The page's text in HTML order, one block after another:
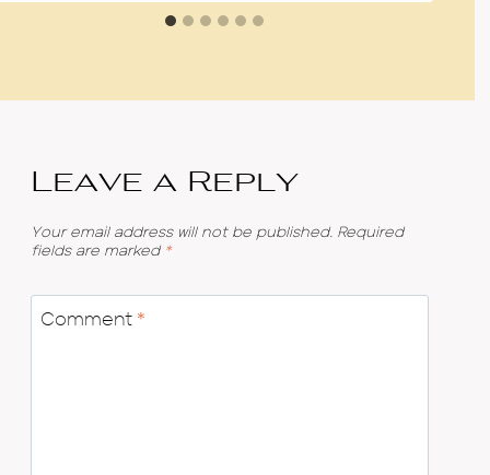
Leave a Reply
Your email address will not be published. Required
fields are marked *
Comment *